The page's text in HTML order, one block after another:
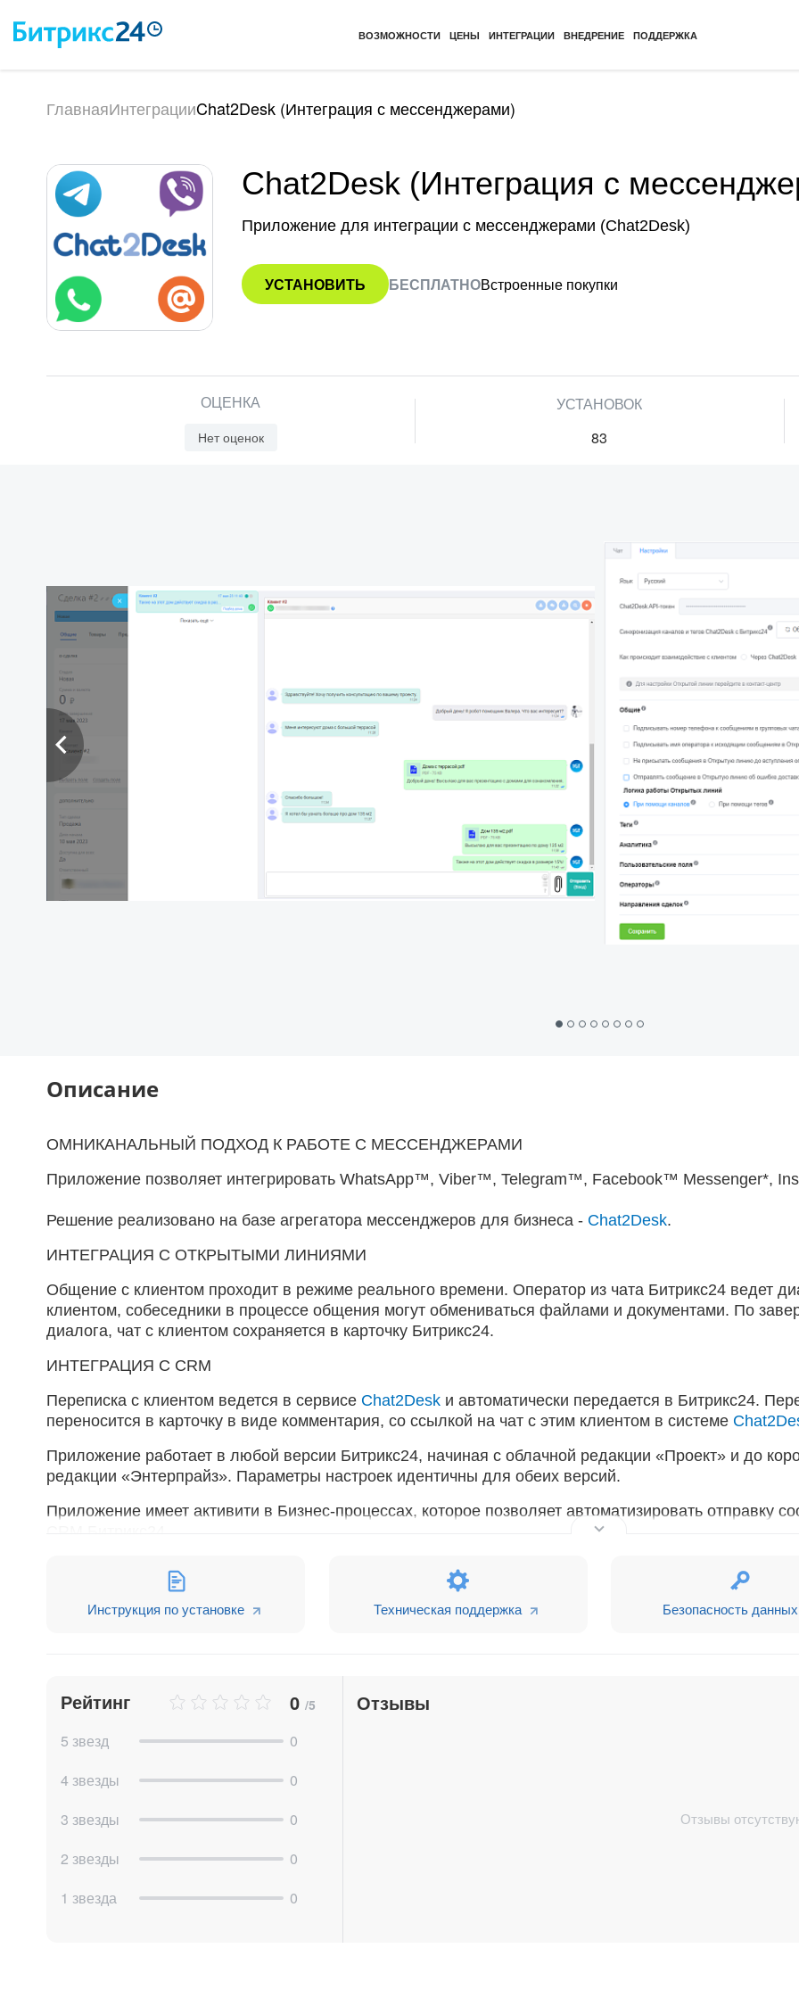
ВОЗМОЖНОСТИ ЦЕНЫ ИНТЕГРАЦИИ ВНЕДРЕНИЕ ПОДДЕРЖКА
ГлавнаяИнтеграцииChat2Desk (Интеграция с мессенджерами)
Chat2Desk (Интеграция с
Приложение для интеграции с мессенджерами (Chat2Desk)
УСТАНОВИТЬ БЕСПЛАТНОВстроенные покупки
ОЦЕНКА
Нет оценок
УСТАНОВОК
83
Описание
ОМНИКАНАЛЬНЫЙ ПОДХОД К РАБОТЕ С МЕССЕНДЖЕРАМИ
Приложение позволяет интегрировать WhatsApp™, Viber™, Telegram™, Facebook™ Messenger*,
Решение реализовано на базе агрегатора мессенджеров для бизнеса - Chat2Desk.
ИНТЕГРАЦИЯ С ОТКРЫТЫМИ ЛИНИЯМИ
Общение с клиентом проходит в режиме реального времени. Оператор из чата Битрикс24 ведет
клиентом, собеседники в процессе общения могут обмениваться файлами и документами. По
диалога, чат с клиентом сохраняется в карточку Битрикс24.
ИНТЕГРАЦИЯ С CRM
Переписка с клиентом ведется в сервисе Chat2Desk и автоматически передается в Битрикс24.
переносится в карточку в виде комментария, со ссылкой на чат с этим клиентом в системе
Приложение работает в любой версии Битрикс24, начиная с облачной редакции «Проект» и до
редакции «Энтерпрайз». Параметры настроек идентичны для обеих версий.
Приложение имеет активити в Бизнес-процессах, которое позволяет автоматизировать отправку
(подробней о работе с бизнес-процессами написано винструкции
Приложение позволяет получать данные из систем аналитики и записывать в поля сущностей
yandex_id, google_id, comagic_id, roistat_visit.
В приложении есть возможность открыть интерфейс
например:
уведомление о сообщении от клиента
уведомление о новом диалоге без ответственного
Инструкция по установке Техническая поддержка Безопасность данных
Рейтинг 0 /5
5 звезд
0
4 звезды
0
3 звезды
0
2 звезды
0
1 звезда
0
Отзывы
Отзывы